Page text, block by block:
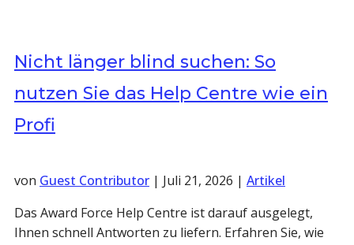
Nicht länger blind suchen: So
nutzen Sie das Help Centre wie ein
Profi
von Guest Contributor | Juli 21, 2026 | Artikel
Das Award Force Help Centre ist darauf ausgelegt,
Ihnen schnell Antworten zu liefern. Erfahren Sie, wie